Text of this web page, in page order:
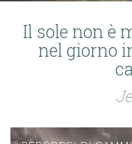
percorsi
ciclabili
nei dintorni di
Il sole non è
nel giorno